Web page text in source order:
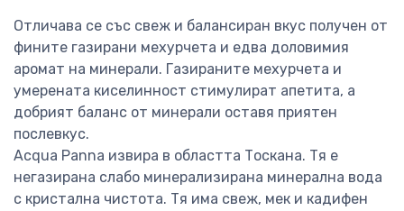
Отличава се със свеж и балансиран вкус получен от
фините газирани мехурчета и едва доловимия
аромат на минерали. Газираните мехурчета и
умерената киселинност стимулират апетита, а
добрият баланс от минерали оставя приятен
послевкус.
Acqua Panna извира в областта Тоскана. Тя е
негазирана слабо минерализирана минерална вода
с кристална чистота. Тя има свеж, мек и кадифен